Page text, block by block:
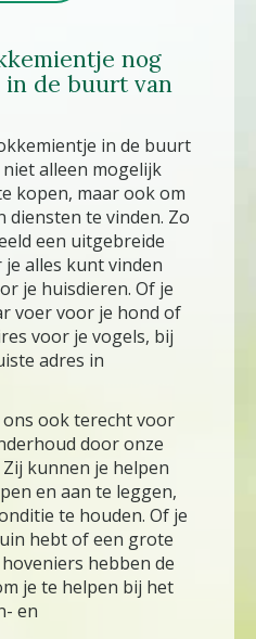
nog
de buurt van
in de buurt
alleen mogelijk
kopen, maar ook om
diensten te vinden. Zo
een uitgebreide
alles kunt vinden
je huisdieren. Of je
voer voor je hond of
voor je vogels, bij
adres in
ook terecht voor
door onze
Zij kunnen je helpen
en aan te leggen,
te houden. Of je
hebt of een grote
hebben de
je te helpen bij het
en